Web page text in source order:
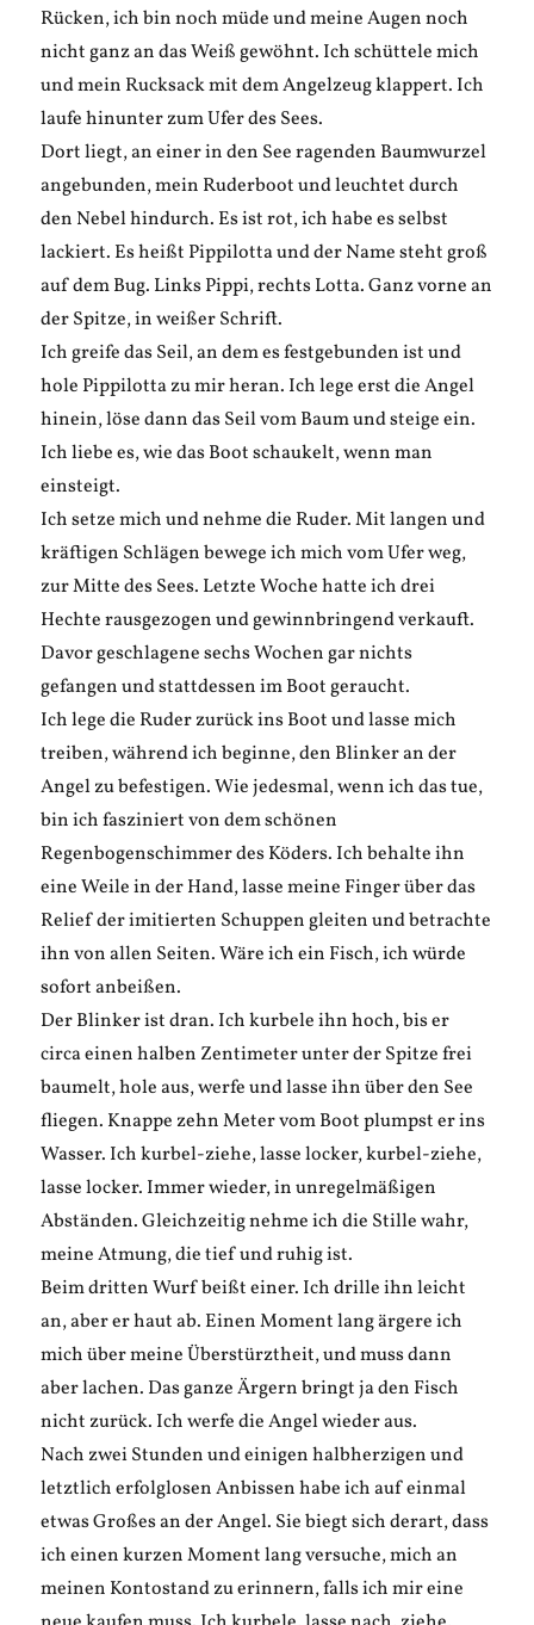
Rücken, ich bin noch müde und meine Augen noch
nicht ganz an das Weiß gewöhnt. Ich schüttele mich
und mein Rucksack mit dem Angelzeug klappert. Ich
laufe hinunter zum Ufer des Sees.
Dort liegt, an einer in den See ragenden Baumwurzel
angebunden, mein Ruderboot und leuchtet durch
den Nebel hindurch. Es ist rot, ich habe es selbst
lackiert. Es heißt Pippilotta und der Name steht groß
auf dem Bug. Links Pippi, rechts Lotta. Ganz vorne an
der Spitze, in weißer Schrift.
Ich greife das Seil, an dem es festgebunden ist und
hole Pippilotta zu mir heran. Ich lege erst die Angel
hinein, löse dann das Seil vom Baum und steige ein.
Ich liebe es, wie das Boot schaukelt, wenn man
einsteigt.
Ich setze mich und nehme die Ruder. Mit langen und
kräftigen Schlägen bewege ich mich vom Ufer weg,
zur Mitte des Sees. Letzte Woche hatte ich drei
Hechte rausgezogen und gewinnbringend verkauft.
Davor geschlagene sechs Wochen gar nichts
gefangen und stattdessen im Boot geraucht.
Ich lege die Ruder zurück ins Boot und lasse mich
treiben, während ich beginne, den Blinker an der
Angel zu befestigen. Wie jedesmal, wenn ich das tue,
bin ich fasziniert von dem schönen
Regenbogenschimmer des Köders. Ich behalte ihn
eine Weile in der Hand, lasse meine Finger über das
Relief der imitierten Schuppen gleiten und betrachte
ihn von allen Seiten. Wäre ich ein Fisch, ich würde
sofort anbeißen.
Der Blinker ist dran. Ich kurbele ihn hoch, bis er
circa einen halben Zentimeter unter der Spitze frei
baumelt, hole aus, werfe und lasse ihn über den See
fliegen. Knappe zehn Meter vom Boot plumpst er ins
Wasser. Ich kurbel-ziehe, lasse locker, kurbel-ziehe,
lasse locker. Immer wieder, in unregelmäßigen
Abständen. Gleichzeitig nehme ich die Stille wahr,
meine Atmung, die tief und ruhig ist.
Beim dritten Wurf beißt einer. Ich drille ihn leicht
an, aber er haut ab. Einen Moment lang ärgere ich
mich über meine Überstürztheit, und muss dann
aber lachen. Das ganze Ärgern bringt ja den Fisch
nicht zurück. Ich werfe die Angel wieder aus.
Nach zwei Stunden und einigen halbherzigen und
letztlich erfolglosen Anbissen habe ich auf einmal
etwas Großes an der Angel. Sie biegt sich derart, dass
ich einen kurzen Moment lang versuche, mich an
meinen Kontostand zu erinnern, falls ich mir eine